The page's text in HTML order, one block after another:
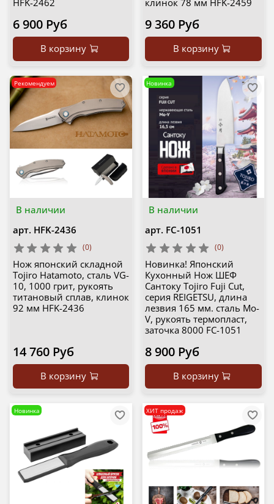
HFK-2462
6 900 Руб
В корзину
клинок 78 мм HFK-2459
9 360 Руб
В корзину
В наличии
Рекомендуем
арт. HFK-2436
(0)
Нож японский складной
Tojiro Hatamoto, сталь VG-
10, 1000 грит, рукоять
титановый сплав, клинок
92 мм HFK-2436
14 760 Руб
В корзину
В наличии
Новинка
арт. FC-1051
(0)
Новинка! Японский
Кухонный Нож ШЕФ
Сантоку Tojiro Fuji Cut,
серия REIGETSU, длина
лезвия 165 мм. сталь Мо-
V, рукоять термопласт,
заточка 8000 FC-1051
8 900 Руб
В корзину
Новинка ХИТ продаж